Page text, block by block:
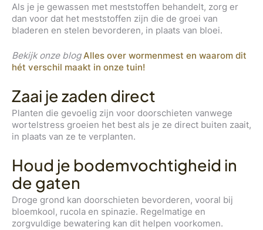
Als je je gewassen met meststoffen behandelt, zorg er
dan voor dat het meststoffen zijn die de groei van
bladeren en stelen bevorderen, in plaats van bloei.
Bekijk onze blog Alles over wormenmest en waarom dit
hét verschil maakt in onze tuin!
Zaai je zaden direct
Planten die gevoelig zijn voor doorschieten vanwege
wortelstress groeien het best als je ze direct buiten zaait,
in plaats van ze te verplanten.
Houd je bodemvochtigheid in
de gaten
Droge grond kan doorschieten bevorderen, vooral bij
bloemkool, rucola en spinazie. Regelmatige en
zorgvuldige bewatering kan dit helpen voorkomen.